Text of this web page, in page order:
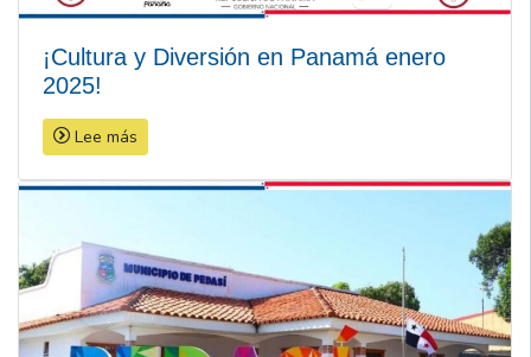
¡Cultura y Diversión en Panamá enero
2025!
Lee más